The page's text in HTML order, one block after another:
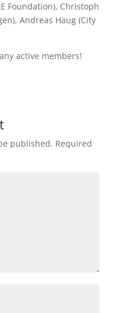
Foundation), Christoph
Andreas Haug (City
active members!
published. Required